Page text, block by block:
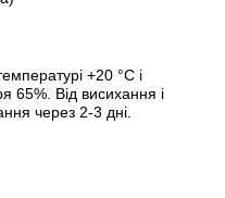
+20 °C і
65%. Від висихання і
через 2-3 дні.